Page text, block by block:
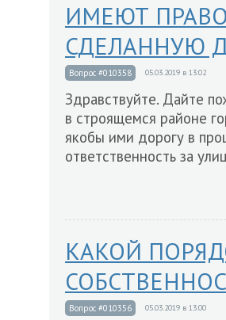
ИМЕЮТ
СДЕЛАННУЮ
Вопрос #010358 05.03.2019 в 13:02
Здравствуйте. Дайте
в строящемся районе
якобы ими дорогу в
ответственность за
КАКОЙ
Вопрос #010356 05.03.2019 в 13:00